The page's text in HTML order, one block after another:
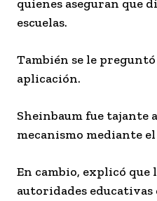
quienes aseguran que
escuelas.
También se le
aplicación.
Sheinbaum fue tajante
mecanismo mediante
En cambio, explicó que
autoridades educativas